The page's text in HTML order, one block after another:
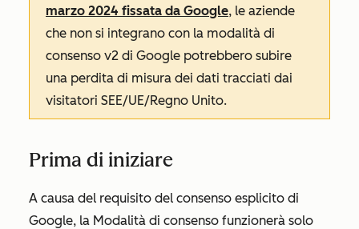
marzo 2024 fissata da Google, le aziende
che non si integrano con la modalità di
consenso v2 di Google potrebbero subire
una perdita di misura dei dati tracciati dai
visitatori SEE/UE/Regno Unito.
Prima di iniziare
A causa del requisito del consenso esplicito di
Google, la Modalità di consenso funzionerà solo